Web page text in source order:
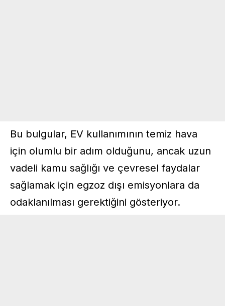
Bu bulgular, EV kullanımının temiz hava
için olumlu bir adım olduğunu, ancak uzun
vadeli kamu sağlığı ve çevresel faydalar
sağlamak için egzoz dışı emisyonlara da
odaklanılması gerektiğini gösteriyor.